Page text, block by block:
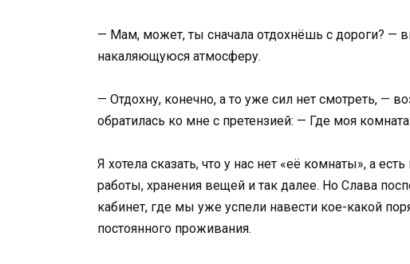
— Мам, может, ты сначала отдохнёшь с дороги? —
накаляющуюся атмосферу.
— Отдохну, конечно, а то уже сил нет смотреть, —
обратилась ко мне с претензией: — Где моя
Я хотела сказать, что у нас нет «её комнаты», а
работы, хранения вещей и так далее. Но Слава
кабинет, где мы уже успели навести кое-какой
постоянного проживания.